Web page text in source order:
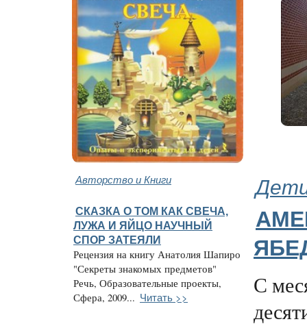
Авторство и Книги
СКАЗКА О ТОМ КАК СВЕЧА,
ЛУЖА И ЯЙЦО НАУЧНЫЙ
СПОР ЗАТЕЯЛИ
Рецензия на книгу Анатолия Шапиро
"Секреты знакомых предметов"
Речь, Образовательные проекты,
Сфера, 2009... Читать >>
С